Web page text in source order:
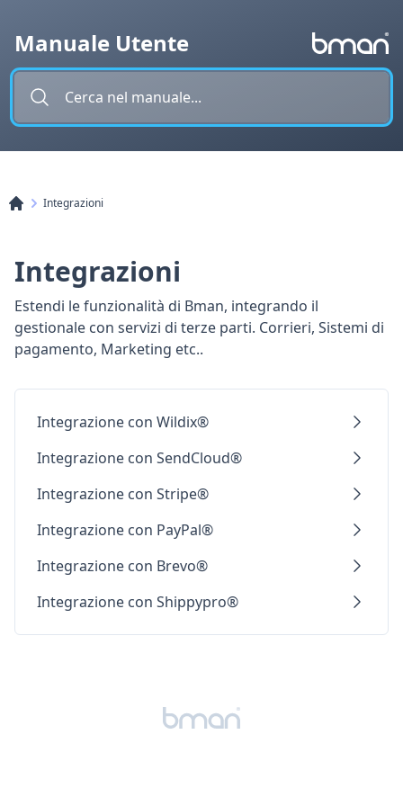
Manuale Utente
Integrazioni
Integrazioni
Estendi le funzionalità di Bman, integrando il
gestionale con servizi di terze parti. Corrieri, Sistemi di
pagamento, Marketing etc..
Integrazione con Wildix®
Integrazione con SendCloud®
Integrazione con Stripe®
Integrazione con PayPal®
Integrazione con Brevo®
Integrazione con Shippypro®